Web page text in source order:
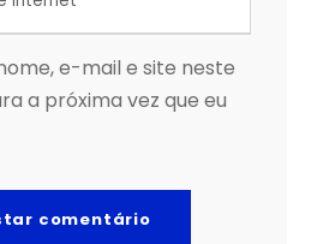
e-mail e site neste
a próxima vez que eu